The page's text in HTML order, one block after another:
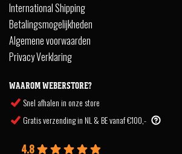
International Shipping
Betalingsmogelijkheden
Algemene voorwaarden
Privacy Verklaring
WAAROM WEBERSTORE?
Snel afhalen in onze store
Gratis verzending in NL & BE vanaf €100,-
4.8